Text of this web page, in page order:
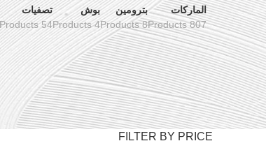
الماركات
807 Products
بترومين
8 Products
بوش
4 Products
تصفيات
54 Products
FILTER BY PRICE